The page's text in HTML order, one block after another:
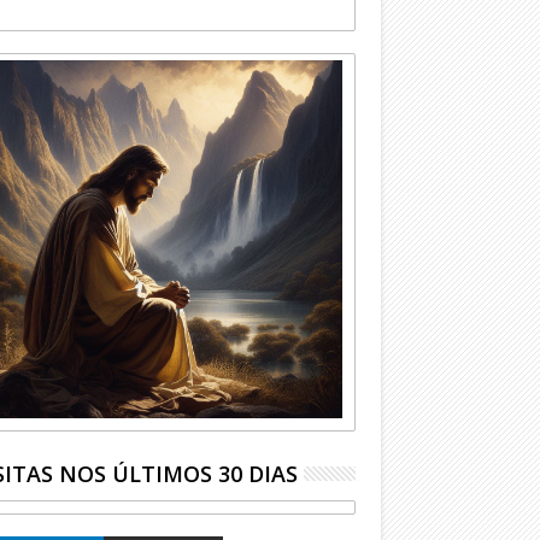
NOS ÚLTIMOS 30 DIAS